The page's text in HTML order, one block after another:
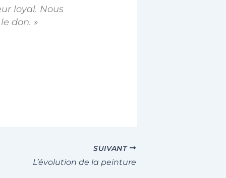
loyal. Nous
don. »
SUIVANT
L’évolution de la peinture